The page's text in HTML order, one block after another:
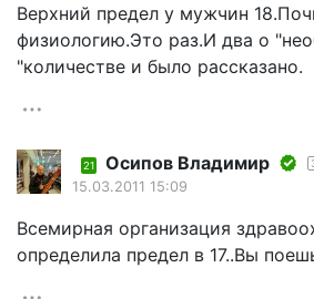
Верхний предел у мужчин
физиологию.Это раз.И два о
"количестве и было рассказано.
21 Осипов Владимир
15.03.2011 15:09
Всемирная организация
определила предел в 17..Вы